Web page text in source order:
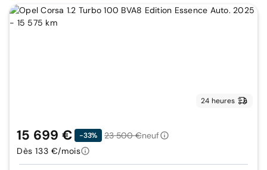
24 heures
15 699 € -33% 23 500 €neuf
Dès 133 €/mois